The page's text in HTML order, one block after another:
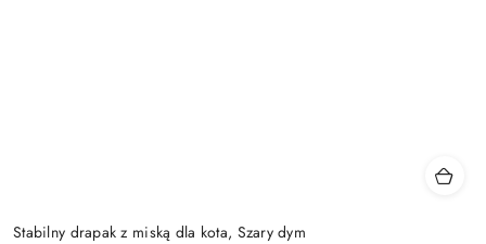
Stabilny drapak z miską dla kota, Szary dym